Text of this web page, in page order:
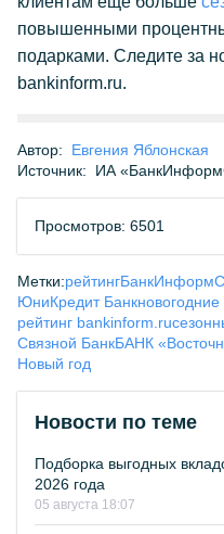
повышенными
подарками. Следите за
bankinform.ru.
Автор:
Евгения Яблонская
Источник:
ИА
Просмотров: 6501
Метки:рейтинг
ЮниКредит Банк
рейтинг bankinform.ru
Связной БанкБАНК
Новый год
Новости по теме
Подборка выгодных
2026 года
05 августа 18:07